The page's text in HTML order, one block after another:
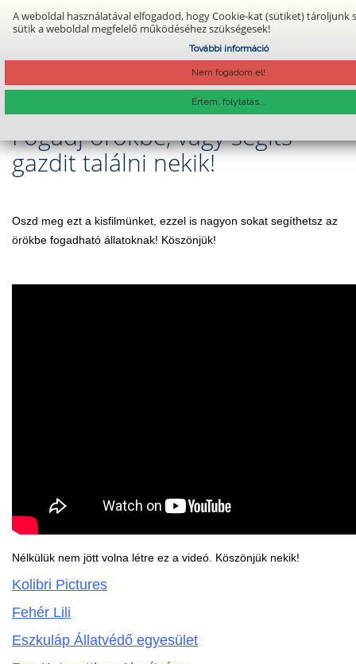
A weboldal használatával elfogadod, hogy Cookie-kat (sütiket) tároljunk
sütik a weboldal megfelelő működéséhez szükségesek!
További információ
Nem fogadom el!
Értem, folytatás...
Belépés
Fogadj örökbe, vagy segíts
gazdit találni nekik!
Oszd meg ezt a kisfilmünket, ezzel is nagyon sokat segíthetsz az
örökbe fogadható állatoknak! Köszönjük!
Nélkülük nem jött volna létre ez a videó. Köszönjük nekik!
Kolibri Pictures
Fehér Lili
Eszkuláp Állatvédő egyesület